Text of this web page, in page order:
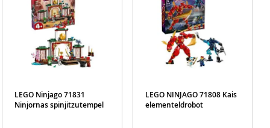
LEGO Ninjago 71831
Ninjornas spinjitzutempel
LEGO NINJAGO 71808 Kais
elementeldrobot